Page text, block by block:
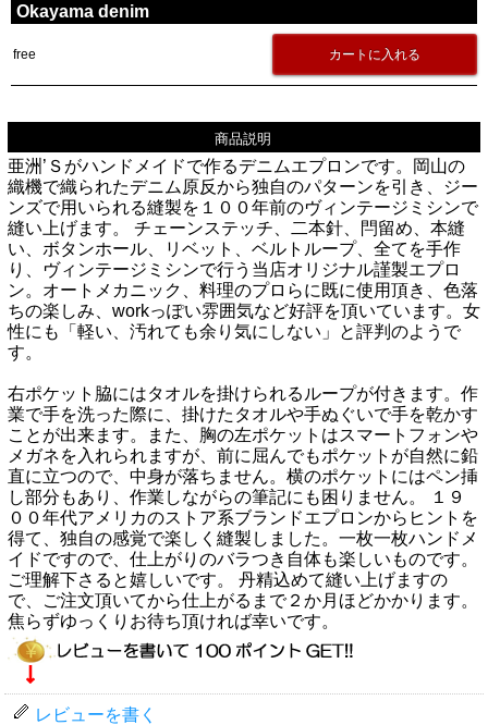
Okayama denim
free
商品説明
亜洲’Ｓがハンドメイドで作るデニムエプロンです。岡山の
織機で織られたデニム原反から独自のパターンを引き、ジー
ンズで用いられる縫製を１００年前のヴィンテージミシンで
縫い上げます。 チェーンステッチ、二本針、閂留め、本縫
い、ボタンホール、リベット、ベルトループ、全てを手作
り、ヴィンテージミシンで行う当店オリジナル謹製エプロ
ン。オートメカニック、料理のプロらに既に使用頂き、色落
ちの楽しみ、workっぽい雰囲気など好評を頂いています。女
性にも「軽い、汚れても余り気にしない」と評判のようで
す。
右ポケット脇にはタオルを掛けられるループが付きます。作
業で手を洗った際に、掛けたタオルや手ぬぐいで手を乾かす
ことが出来ます。また、胸の左ポケットはスマートフォンや
メガネを入れられますが、前に屈んでもポケットが自然に鉛
直に立つので、中身が落ちません。横のポケットにはペン挿
し部分もあり、作業しながらの筆記にも困りません。 １９
００年代アメリカのストア系ブランドエプロンからヒントを
得て、独自の感覚で楽しく縫製しました。一枚一枚ハンドメ
イドですので、仕上がりのバラつき自体も楽しいものです。
ご理解下さると嬉しいです。 丹精込めて縫い上げますの
で、ご注文頂いてから仕上がるまで２か月ほどかかります。
焦らずゆっくりお待ち頂ければ幸いです。
レビューを書く